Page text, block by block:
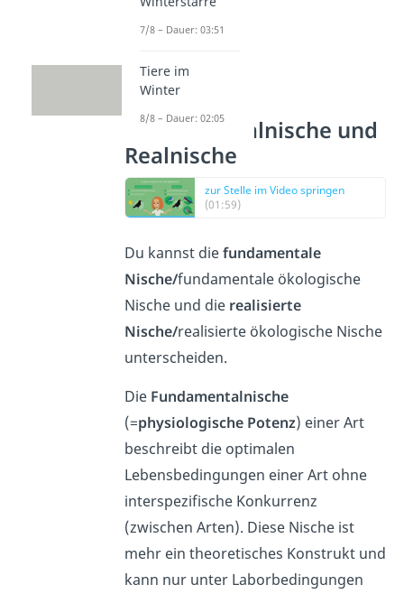
Fundamentalnische und
Realnische
zur Stelle im Video springen
(01:59)
Du kannst diefundamentale
Nische/fundamentale ökologische
Nische und die realisierte
Nische/realisierte ökologische Nische
unterscheiden.
Die Fundamentalnische
(=physiologische Potenz) einer Art
beschreibt die optimalen
Lebensbedingungen einer Art ohne
interspezifische Konkurrenz
(zwischen Arten). Diese Nische ist
mehr ein theoretisches Konstrukt und
kann nur unter Laborbedingungen
7/8 – Dauer: 03:51
Tiere im
Winter
8/8 – Dauer: 02:05